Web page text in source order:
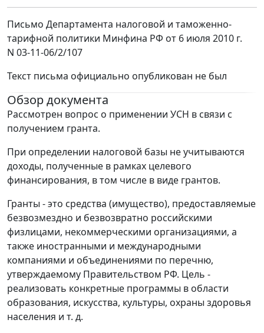
Письмо Департамента налоговой и таможенно-
тарифной политики Минфина РФ от 6 июля 2010 г.
N 03-11-06/2/107
Текст письма официально опубликован не был
Обзор документа
Рассмотрен вопрос о применении УСН в связи с
получением гранта.
При определении налоговой базы не учитываются
доходы, полученные в рамках целевого
финансирования, в том числе в виде грантов.
Гранты - это средства (имущество), предоставляемые
безвозмездно и безвозвратно российскими
физлицами, некоммерческими организациями, а
также иностранными и международными
компаниями и объединениями по перечню,
утверждаемому Правительством РФ. Цель -
реализовать конкретные программы в области
образования, искусства, культуры, охраны здоровья
населения и т. д.